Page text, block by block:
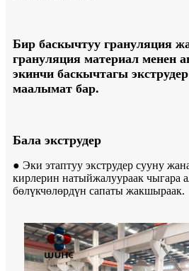
Бир баскычтуу грануляция
грануляция материал менен
экинчи баскычтагы
маалымат бар.
Бала экструдер
● Эки этаптуу экструдер сууну
кирлерин натыйжалуураак чыгара
бөлүкчөлөрдүн сапаты жакшыраак.